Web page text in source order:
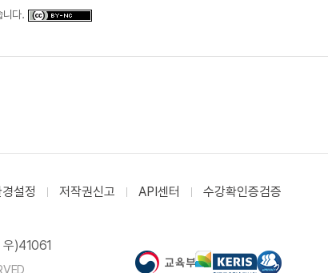
다.
설정 저작권신고 API센터 수강확인증검증
우)41061